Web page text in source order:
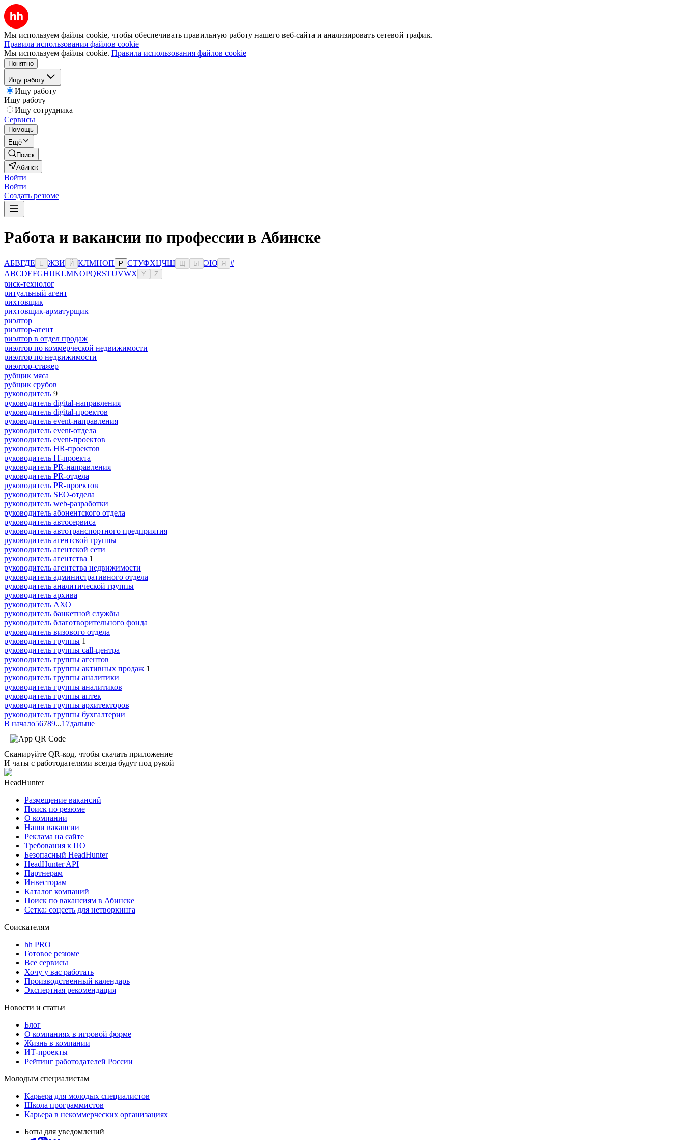
Мы используем файлы cookie, чтобы обеспечивать правильную работу нашего веб-сайта и анализировать сетевой трафик.
Правила использования файлов cookie
Мы используем файлы cookie. Правила использования файлов cookie
Понятно
Ищу работу
Ищу работу
Ищу работу
Ищу сотрудника
Сервисы
Помощь
Ещё
Поиск
Абинск
Войти
Войти
Создать резюме
Работа и вакансии по профессии в Абинске
АБВГДЕ Ё ЖЗИ Й КЛМНОП Р СТУФХЦЧШ Ы ЭЮ Я
#
ABCDEFGHIJKLMNOPQRSTUVWX Y Z
риск-технолог
ритуальный агент
рихтовщик
рихтовщик-арматурщик
риэлтор
риэлтор-агент
риэлтор в отдел продаж
риэлтор по коммерческой недвижимости
риэлтор по недвижимости
риэлтор-стажер
рубщик мяса
рубщик срубов
руководитель 9
руководитель digital-направления
руководитель digital-проектов
руководитель event-направления
руководитель event-отдела
руководитель event-проектов
руководитель HR-проектов
руководитель IT-проекта
руководитель PR-направления
руководитель PR-отдела
руководитель PR-проектов
руководитель SEO-отдела
руководитель web-разработки
руководитель абонентского отдела
руководитель автосервиса
руководитель автотранспортного предприятия
руководитель агентской группы
руководитель агентской сети
руководитель агентства 1
руководитель агентства недвижимости
руководитель административного отдела
руководитель аналитической группы
руководитель архива
руководитель АХО
руководитель банкетной службы
руководитель благотворительного фонда
руководитель визового отдела
руководитель группы 1
руководитель группы call-центра
руководитель группы агентов
руководитель группы активных продаж 1
руководитель группы аналитики
руководитель группы аналитиков
руководитель группы аптек
руководитель группы архитекторов
руководитель группы бухгалтерии
В начало56789...17дальше
Сканируйте QR-код, чтобы скачать приложение
И чаты с работодателями всегда будут под рукой
HeadHunter
Размещение вакансий
Поиск по резюме
О компании
Наши вакансии
Реклама на сайте
Требования к ПО
Безопасный HeadHunter
HeadHunter API
Партнерам
Инвесторам
Каталог компаний
Поиск по вакансиям в Абинске
Сетка: соцсеть для нетворкинга
Соискателям
hh PRO
Готовое резюме
Все сервисы
Хочу у вас работать
Производственный календарь
Экспертная рекомендация
Новости и статьи
Блог
О компаниях в игровой форме
Жизнь в компании
ИТ-проекты
Рейтинг работодателей России
Молодым специалистам
Карьера для молодых специалистов
Школа программистов
Карьера в некоммерческих организациях
Боты для уведомлений